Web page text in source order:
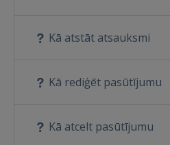
Kā atstāt atsauksmi
Kā rediģēt pasūtījumu
Kā atcelt pasūtījumu